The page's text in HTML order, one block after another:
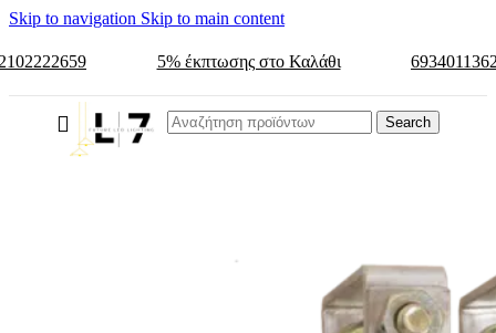
Skip to navigation Skip to main content
5% έκπτωσης στο Καλάθι
Search